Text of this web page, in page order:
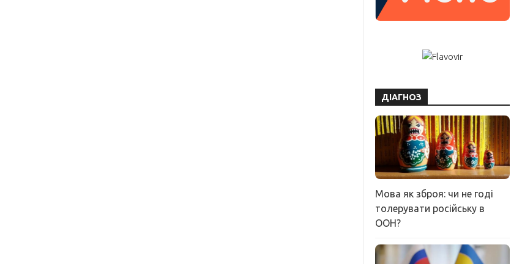
ДІАГНОЗ
Мова як зброя: чи не годі
толерувати російську в
ООН?